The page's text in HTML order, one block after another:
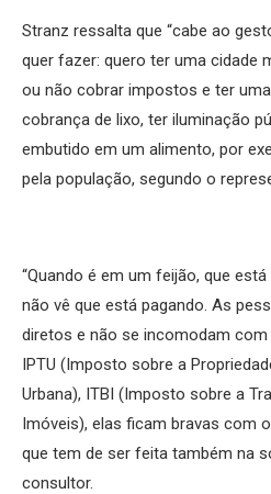
Stranz ressalta que “cabe ao
quer fazer: quero ter uma cidade
ou não cobrar impostos e ter
cobrança de lixo, ter iluminação
embutido em um alimento, por
pela população, segundo o
“Quando é em um feijão, que
não vê que está pagando. As
diretos e não se incomodam com
IPTU (Imposto sobre a
Urbana), ITBI (Imposto sobre a
Imóveis), elas ficam bravas com
que tem de ser feita também na
consultor.